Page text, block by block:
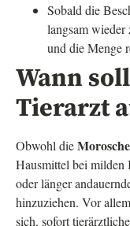
Sobald die
langsam wieder
und die Menge
Wann
Tierarzt
Obwohl die
Hausmittel bei milden
oder länger
hinzuziehen. Vor
sich, sofort